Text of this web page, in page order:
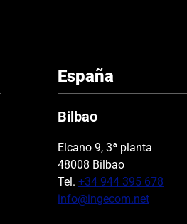
España
Bilbao
Elcano 9, 3ª planta
48008 Bilbao
Tel. +34 944 395 678
info@ingecom.net